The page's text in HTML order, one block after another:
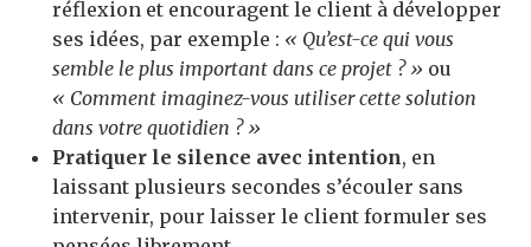
réflexion et encouragent le client à développer
ses idées, par exemple : « Qu’est-ce qui vous
semble le plus important dans ce projet ? » ou
« Comment imaginez-vous utiliser cette solution
dans votre quotidien ? »
Pratiquer le silence avec intention, en
laissant plusieurs secondes s’écouler sans
intervenir, pour laisser le client formuler ses